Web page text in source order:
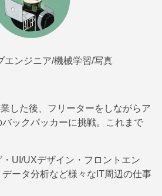
エンジニア/機械学習/写真
した後、フリーターをしながらア
ックパッカーに挑戦。これまで
UI/UXデザイン・フロントエン
データ分析など様々なIT周辺の仕事